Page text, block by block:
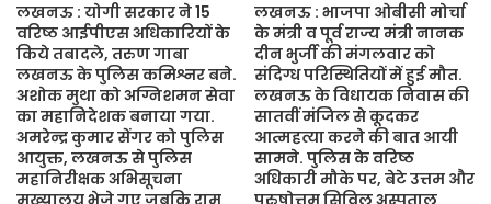
लखनऊ : योगी सरकार ने 15
वरिष्ठ आईपीएस अधिकारियों के
किये तबादले, तरुण गाबा
लखनऊ के पुलिस कमिश्नर बने.
अशोक मुथा को अग्निशमन सेवा
का महानिदेशक बनाया गया.
अमरेन्द्र कुमार सेंगर को पुलिस
आयुक्त, लखनऊ से पुलिस
महानिरीक्षक अभिसूचना
मुख्यालय भेजे गए जबकि राम
लखनऊ : भाजपा ओबीसी मोर्चा
के मंत्री व पूर्व राज्य मंत्री नानक
दीन भुर्जी की मंगलवार को
संदिग्ध परिस्थितियों में हुई मौत.
लखनऊ के विधायक निवास की
सातवीं मंजिल से कूदकर
आत्महत्या करने की बात आयी
सामने. पुलिस के वरिष्ठ
अधिकारी मौके पर, बेटे उत्तम और
पुरुषोत्तम सिविल अस्पताल